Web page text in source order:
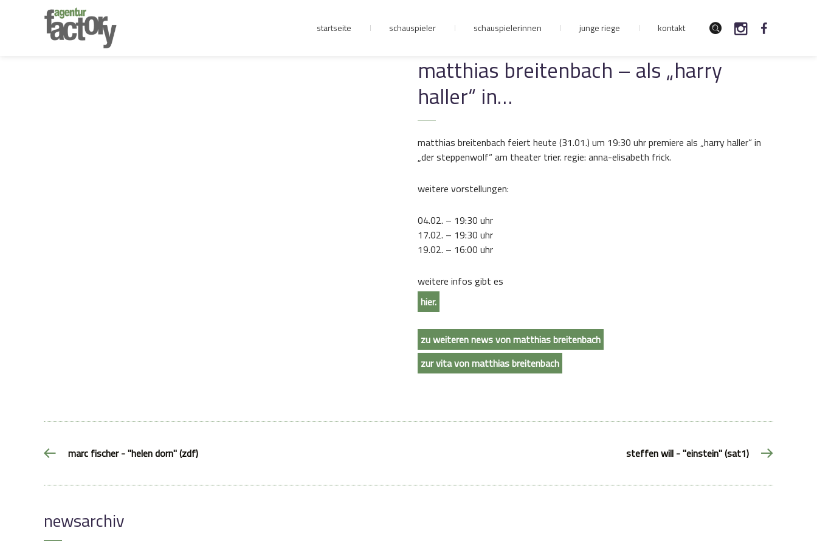
junge riege
kontakt
startseite schauspieler schauspielerinnen junge riege kontakt
matthias breitenbach – als „harry
haller“ in…
matthias breitenbach feiert heute (31.01.) um 19:30 uhr premiere als „harry haller“ in
„der steppenwolf“ am theater trier. regie: anna-elisabeth frick.
weitere vorstellungen:
04.02. – 19:30 uhr
17.02. – 19:30 uhr
19.02. – 16:00 uhr
weitere infos gibt es
hier.
zu weiteren news von matthias breitenbach
zur vita von matthias breitenbach
marc fischer - "helen dorn" (zdf) steffen will - "einstein" (sat1)
newsarchiv